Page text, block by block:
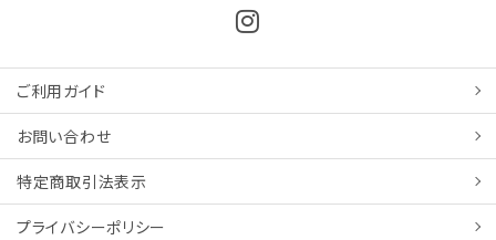
ご利用ガイド
お問い合わせ
特定商取引法表示
プライバシーポリシー